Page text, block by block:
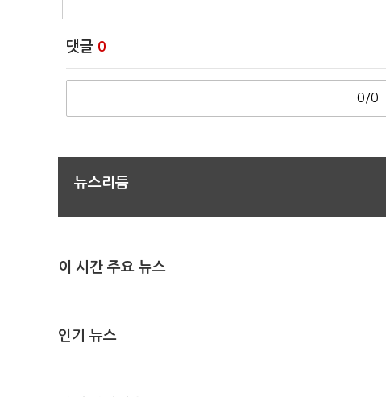
댓글 0
0/0
뉴스리듬
이 시간 주요 뉴스
인기 뉴스